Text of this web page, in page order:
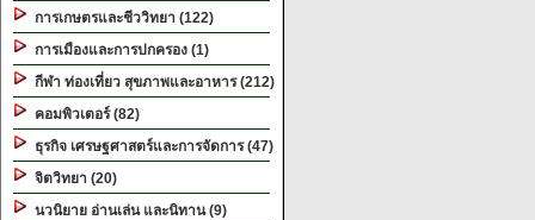
การเกษตรและชีววิทยา (122)
การเมืองและการปกครอง (1)
กีฬา ท่องเที่ยว สุขภาพและอาหาร (212)
คอมพิวเตอร์ (82)
ธุรกิจ เศรษฐศาสตร์และการจัดการ (47)
จิตวิทยา (20)
นวนิยาย อ่านเล่น และนิทาน (9)